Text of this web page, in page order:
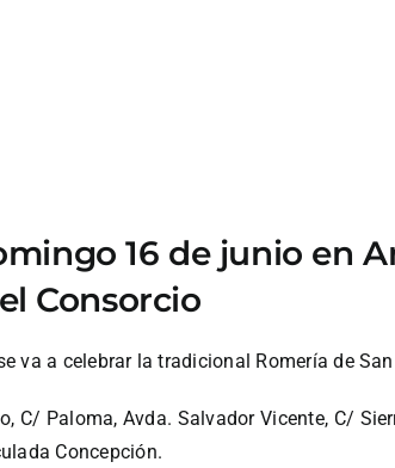
16 de junio en
Consorcio
va a celebrar la tradicional Romería de
C/ Paloma, Avda. Salvador Vicente, C/
Concepción.